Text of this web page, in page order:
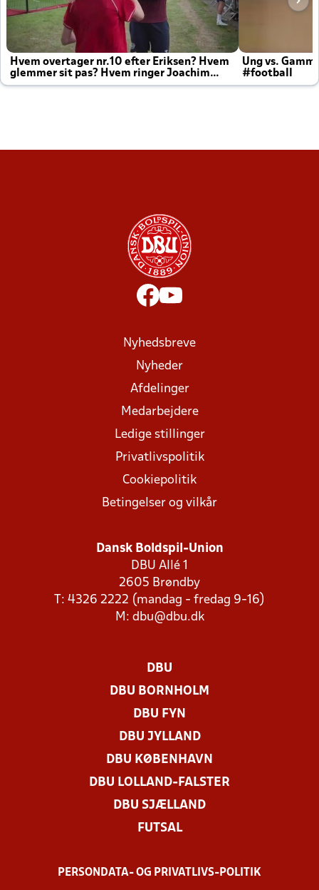
Hvem overtager nr.10 efter Eriksen? Hvem
glemmer sit pas? Hvem ringer Joachim
altid til efter kampe?
Ung vs.
#football
Nyhedsbreve
Nyheder
Afdelinger
Medarbejdere
Ledige stillinger
Privatlivspolitik
Cookiepolitik
Betingelser og vilkår
Dansk Boldspil-Union
DBU Allé 1
2605 Brøndby
T: 4326 2222 (mandag - fredag 9-16)
M: dbu@dbu.dk
DBU
DBU BORNHOLM
DBU FYN
DBU JYLLAND
DBU KØBENHAVN
DBU LOLLAND-FALSTER
DBU SJÆLLAND
FUTSAL
PERSONDATA- OG PRIVATLIVS-POLITIK